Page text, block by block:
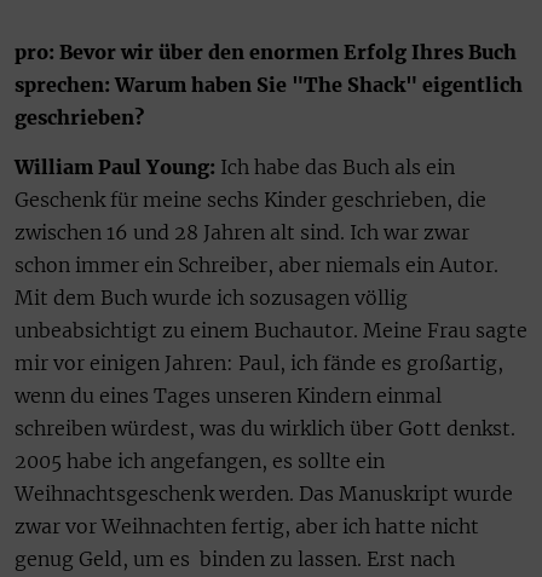
pro: Bevor wir über den enormen Erfolg Ihres Buch
sprechen: Warum haben Sie "The Shack" eigentlich
geschrieben?
William Paul Young: Ich habe das Buch als ein
Geschenk für meine sechs Kinder geschrieben, die
zwischen 16 und 28 Jahren alt sind. Ich war zwar
schon immer ein Schreiber, aber niemals ein Autor.
Mit dem Buch wurde ich sozusagen völlig
unbeabsichtigt zu einem Buchautor. Meine Frau sagte
mir vor einigen Jahren: Paul, ich fände es großartig,
wenn du eines Tages unseren Kindern einmal
schreiben würdest, was du wirklich über Gott denkst.
2005 habe ich angefangen, es sollte ein
Weihnachtsgeschenk werden. Das Manuskript wurde
zwar vor Weihnachten fertig, aber ich hatte nicht
genug Geld, um es binden zu lassen. Erst nach